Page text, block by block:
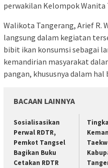
perwakilan Kelompok Wanita
Walikota Tangerang, Arief R.
langsung dalam kegiatan
bibit ikan konsumsi sebagai
kemandirian masyarakat
pangan, khususnya dalam hal
BACAAN LAINNYA
Sosialisasikan
Perwal RDTR,
Pemkot Tangsel
Bagikan Buku
Cetakan RDTR